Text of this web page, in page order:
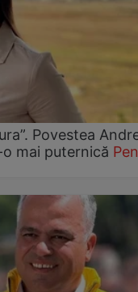
Povestea
mai puternică